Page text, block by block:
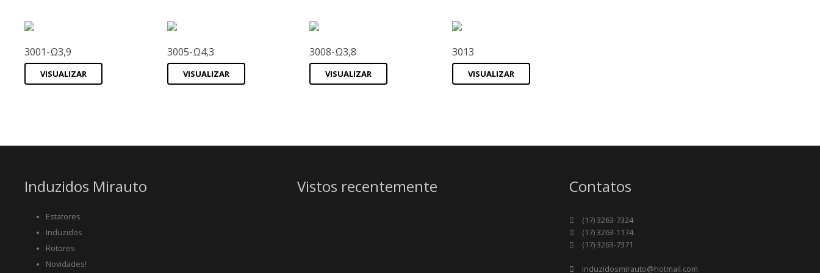
3001-Ω3,9
VISUALIZAR
3005-Ω4,3
VISUALIZAR
3008-Ω3,8
VISUALIZAR
3013
VISUALIZAR
Induzidos Mirauto
Estatores
Induzidos
Rotores
Novidades!
Vistos recentemente Contatos
(17) 3263-7324
(17) 3263-1174
(17) 3263-7371
induzidosmirauto@hotmail.com